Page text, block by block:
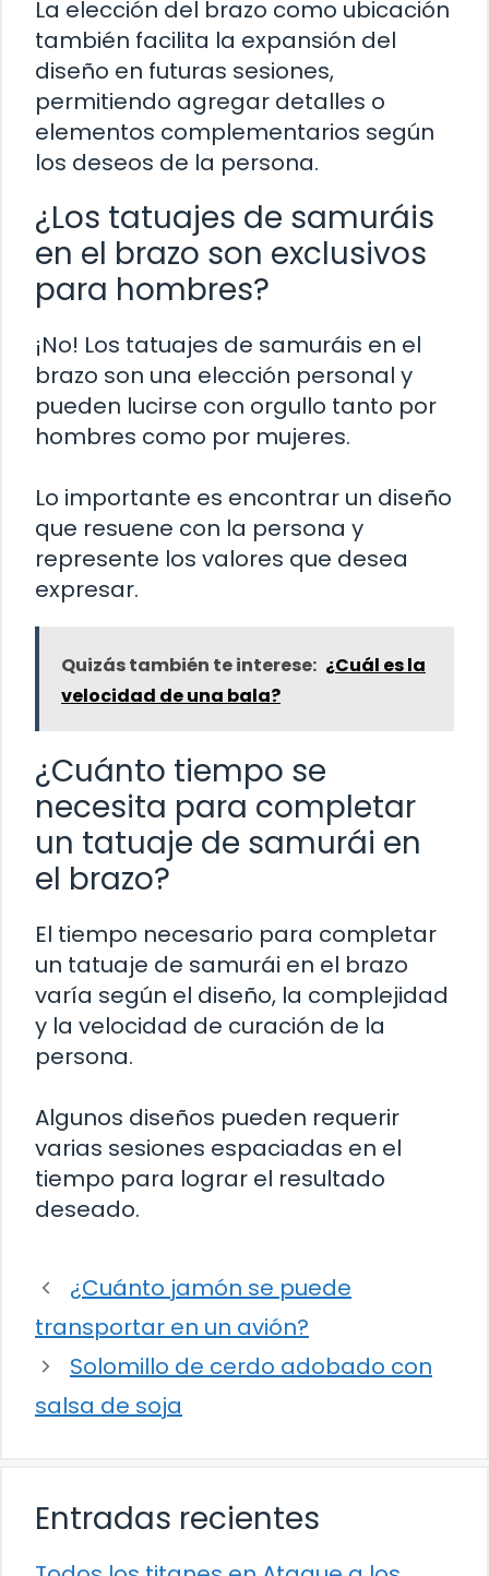
La elección del brazo como ubicación
también facilita la expansión del
diseño en futuras sesiones,
permitiendo agregar detalles o
elementos complementarios según
los deseos de la persona.
¿Los tatuajes de samuráis
en el brazo son exclusivos
para hombres?
¡No! Los tatuajes de samuráis en el
brazo son una elección personal y
pueden lucirse con orgullo tanto por
hombres como por mujeres.
Lo importante es encontrar un diseño
que resuene con la persona y
represente los valores que desea
expresar.
Quizás también te interese: ¿Cuál es la
velocidad de una bala?
¿Cuánto tiempo se
necesita para completar
un tatuaje de samurái en
el brazo?
El tiempo necesario para completar
un tatuaje de samurái en el brazo
varía según el diseño, la complejidad
y la velocidad de curación de la
persona.
Algunos diseños pueden requerir
varias sesiones espaciadas en el
tiempo para lograr el resultado
deseado.
¿Cuánto jamón se puede
transportar en un avión?
Solomillo de cerdo adobado con
salsa de soja
Entradas recientes